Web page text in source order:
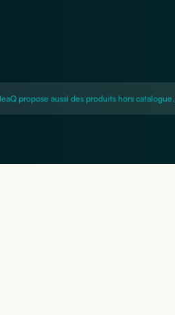
propose aussi des produits hors catalogue.